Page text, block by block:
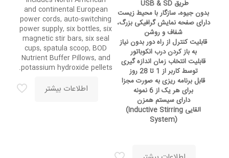
طریقUSB & SD
بدون جیوه، سازگار با محیط زیست
دارای صفحه نمایش گرافیکی بزرگ،
شفاف و روشن
قابلیت کنترل از راه دور بدون نیاز
به باز کردن درب انکوباتور
قابلیت انتخاب زمان اندازه گیری
توسط کاربر از 1 تا 28 روز
قابل برنامه ریزی به صورت مجزا
برای هر یک از 6 نمونه
دارای سیستم همزن
القایی (Inductive Stirring
System)
and continental European
power cords, auto-switching
power supply, six bottles, six
magnetic stir bars, six seal
cups, spatula scoop, BOD
Nutrient Buffer Pillows, and
potassium hydroxide pellets.
اطلاعات بیشتر